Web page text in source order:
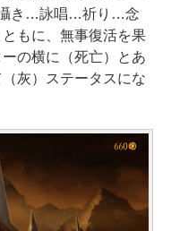
囁き…詠唱…祈り…念
もに、無事復活を果
の横に（死亡）とあ
灰）ステータスにな